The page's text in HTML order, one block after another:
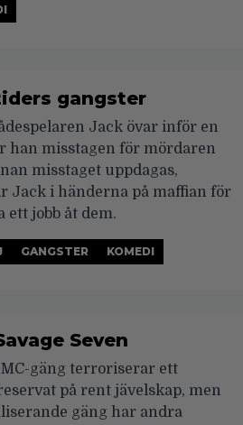
gangster
Jack övar inför en
han misstagen för mördaren
misstaget uppdagas,
Jack i händerna på maffian för
ett jobb åt dem.
GANGSTER KOMEDI
Seven
gäng terroriserar ett
på rent jävelskap, men
gäng har andra